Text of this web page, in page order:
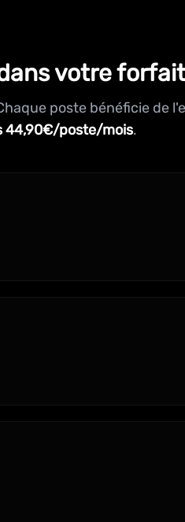
votre forfait
poste bénéficie de
44,90€/poste/mois.